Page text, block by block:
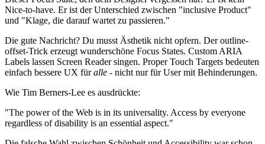
Nice-to-have. Er ist der Unterschied zwischen "inclusive Product"
und "Klage, die darauf wartet zu passieren."
Die gute Nachricht? Du musst Ästhetik nicht opfern. Der outline-
offset-Trick erzeugt wunderschöne Focus States. Custom ARIA
Labels lassen Screen Reader singen. Proper Touch Targets bedeuten
einfach bessere UX füralle - nicht nur für User mit Behinderungen.
Wie Tim Berners-Lee es ausdrückte:
"The power of the Web is in its universality. Access by everyone
regardless of disability is an essential aspect."